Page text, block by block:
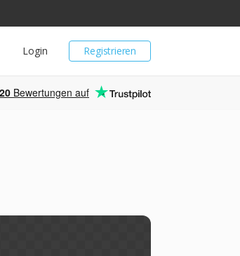
Registrieren
Login
Bewertungen auf